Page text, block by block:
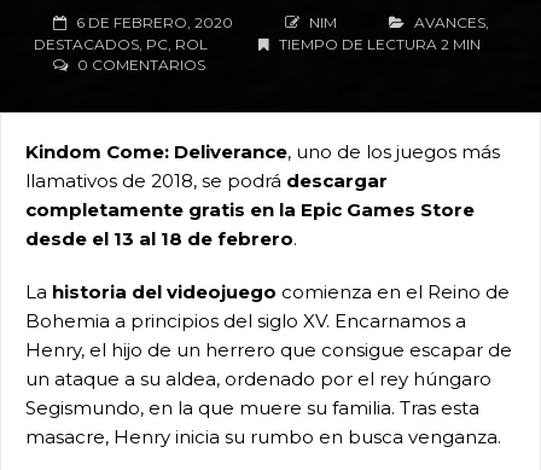
6 DE FEBRERO, 2020 NIM AVANCES,
DESTACADOS, PC, ROL
TIEMPO DE LECTURA 2 MIN
0 COMENTARIOS
Kindom Come: Deliverance, uno de los juegos más
llamativos de 2018, se podrá descargar
completamente gratis en la Epic Games Store
desde el 13 al 18 de febrero.
La historia del videojuego comienza en el Reino de
Bohemia a principios del siglo XV. Encarnamos a
Henry, el hijo de un herrero que consigue escapar de
un ataque a su aldea, ordenado por el rey húngaro
Segismundo, en la que muere su familia. Tras esta
masacre, Henry inicia su rumbo en busca venganza.